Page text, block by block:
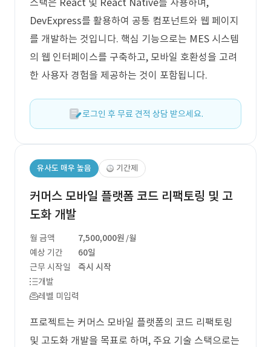
스택은 React 및 React Native를 사용하며,
DevExpress를 활용하여 공통 컴포넌트와 웹 페이지
를 개발하는 것입니다. 핵심 기능으로는 MES 시스템
의 웹 인터페이스를 구축하고, 모바일 호환성을 고려
한 사용자 경험을 제공하는 것이 포함됩니다.
로그인 후 무료 견적 상담 받으세요.
유사도 매우 높음 기간제
커머스 모바일 플랫폼 코드 리팩토링 및 고
도화 개발
월 금액 7,500,000원 /월
예상 기간
60일
근무 시작일
즉시 시작
개발
레벨 미입력
프로젝트는 커머스 모바일 플랫폼의 코드 리팩토링
및 고도화 개발을 목표로 하며, 주요 기술 스택으로는